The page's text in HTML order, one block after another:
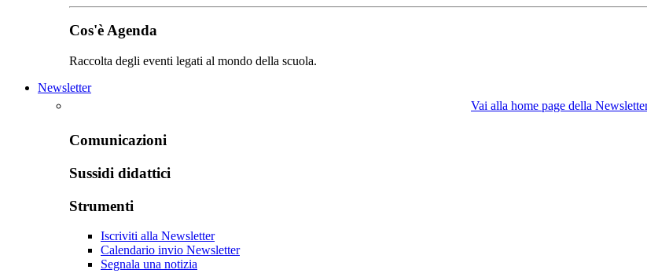
Cos'è Agenda
Raccolta degli eventi legati al mondo della scuola.
Newsletter
Vai alla home page della
Comunicazioni
Sussidi didattici
Strumenti
Iscriviti alla Newsletter
Calendario invio Newsletter
Segnala una notizia